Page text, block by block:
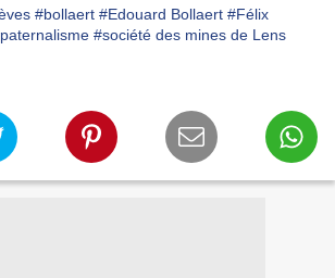
#bollaert #Edouard Bollaert #Félix
#société des mines de Lens